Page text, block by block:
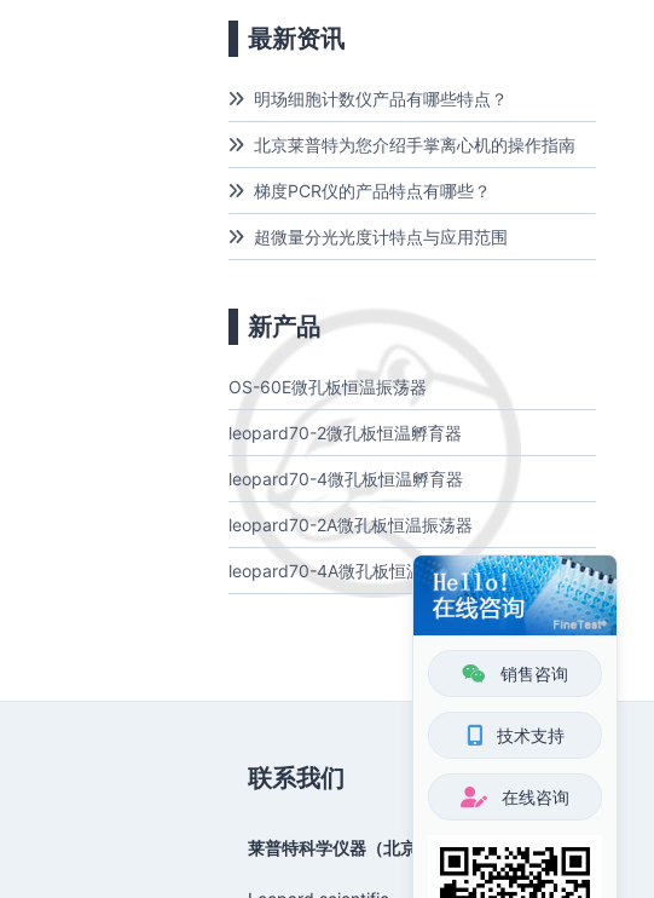
销售咨询
技术支持
在线咨询
最新资讯
明场细胞计数仪产品有哪些特点？
北京莱普特为您介绍手掌离心机的操作指南
梯度PCR仪的产品特点有哪些？
超微量分光光度计特点与应用范围
新产品
OS-60E微孔板恒温振荡器
leopard70-2微孔板恒温孵育器
leopard70-4微孔板恒温孵育器
leopard70-2A微孔板恒温振荡器
leopard70-4A微孔板恒温振荡器
联系我们
莱普特科学仪器（北京）有限公司